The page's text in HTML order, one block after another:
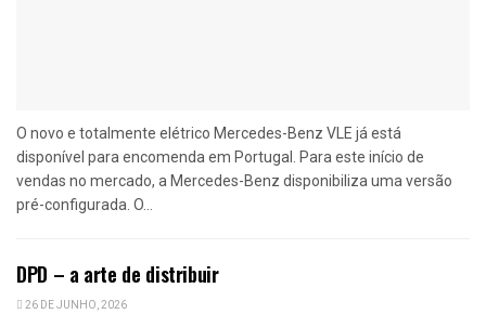
O novo e totalmente elétrico Mercedes-Benz VLE já está
disponível para encomenda em Portugal. Para este início de
vendas no mercado, a Mercedes-Benz disponibiliza uma versão
pré-configurada. O...
DPD – a arte de distribuir
26 DE JUNHO, 2026